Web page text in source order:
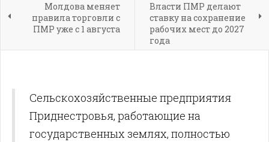
Молдова меняет
правила торговли с
ПМР уже с 1 августа
Власти ПМР делают
ставку на сохранение
рабочих мест до 2027
года
Сельскохозяйственные предприятия
Приднестровья, работающие на
государственных землях, полностью